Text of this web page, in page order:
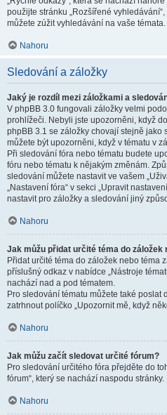
použijte stránku „Rozšířené
můžete zúžit vyhledávání na vaše témata.
Nahoru
Sledování a záložky
Jaký je rozdíl mezi záložkami a
V phpBB 3.0 fungovali záložky velmi
prohlížeči. Nebyli jste upozorněni, když
phpBB 3.1 se záložky chovají stejně jako
můžete být upozorněni, když v tématu v
Při sledování fóra nebo tématu budete
fóru nebo tématu k nějakým změnám.
sledování můžete nastavit ve vašem
„Nastavení fóra“ v sekci „Upravit
nastavit pro záložky a sledování jiný
Nahoru
Jak můžu přidat určité téma do záložek
Přidat určité téma do záložek nebo téma
příslušný odkaz v nabídce „Nástroje
nachází nad a pod tématem.
Pro sledování tématu můžete také poslat
zatrhnout políčko „Upozornit mě, když
Nahoru
Jak můžu začít sledovat určité fórum?
Pro sledování určitého fóra přejděte do
fórum“, který se nachází naspodu stránky.
Nahoru